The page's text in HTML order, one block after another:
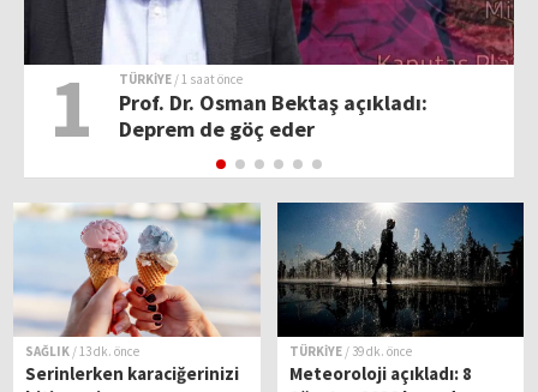
1 TÜRKİYE / 1 saat önce
Prof. Dr. Osman Bektaş açıkladı:
Deprem de göç eder
SAĞLIK / 13 dk. önce
Serinlerken karaciğerinizi
TÜRKİYE / 39 dk. önce
Meteoroloji açıkladı: 8